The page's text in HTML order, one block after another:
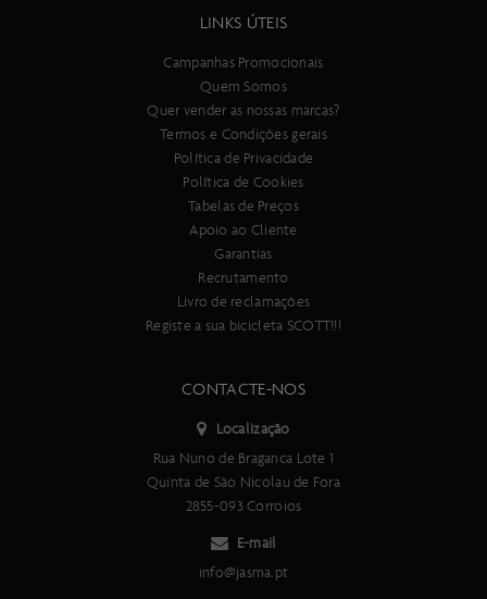
corrida cross country. Se velocidade é diversão, vai adorar esta
Spark RC Carbono HMX SL, tecnologia de suspensão integrada,
Flex Pivot, ângulo de direção ajustável, sistema de integração de
cabos Syncros, BB92, UDH Interface, 12x148 mm com linha de
corrente de 55 mm, quadro 120 mm ultraleve de 1870 g com
RockShox SID Ultimate Flight Attendant, suspensão controlada
eletronicamente, amortecedor FA Race Day com 3 modos, 15x110
mm Maxle Stealth, offset de 44 mm / tubo de direção cónico,
RockShox SIDLuxe Ultimate Flight Attendant Custom, suspensão
controlada eletronicamente, 3 modos: bloqueio, pedalada e
descida, Solo Air, ajuste de retorno/ bloqueio, hardware com
rolamentos, curso 120 mm, T165X45 mm
LINKS ÚTEIS
Campanhas Promocionais
Quem Somos
Quer vender as nossas marcas?
Termos e Condições gerais
Política de Privacidade
Política de Cookies
Tabelas de Preços
Apoio ao Cliente
Garantias
Recrutamento
Livro de reclamações
Registe a sua bicicleta SCOTT!!!
CONTACTE-NOS
Localização
Rua Nuno de Braganca Lote 1
Quinta de São Nicolau de Fora
2855-093 Corroios
E-mail
info@jasma.pt